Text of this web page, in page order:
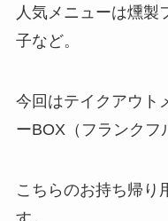
人気メニューは燻製
子など。
今回はテイクアウト
ーBOX（フランクフ
こちらのお持ち帰り